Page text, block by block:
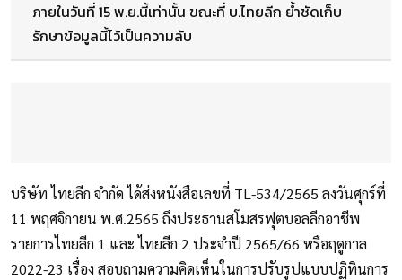
ภายในวันที่ 15 พ.ย.นี้เท่านั้น ขณะที่ บ.ไทยลีก ย้ำชัดเก็บ
รักษาข้อมูลนี้ไว้เป็นความลับ
บริษัท ไทยลีก จำกัด ได้ส่งหนังสือเลขที่ TL-534/2565 ลงวันศุกร์ที่
11 พฤศจิกายน พ.ศ.2565 ถึงประธานสโมสรฟุตบอลลีกอาชีพ
รายการไทยลีก 1 และ ไทยลีก 2 ประจำปี 2565/66 หรือฤดูกาล
2022-23 เรื่อง สอบถามความคิดเห็นในการปรับรูปแบบปฏิทินการ